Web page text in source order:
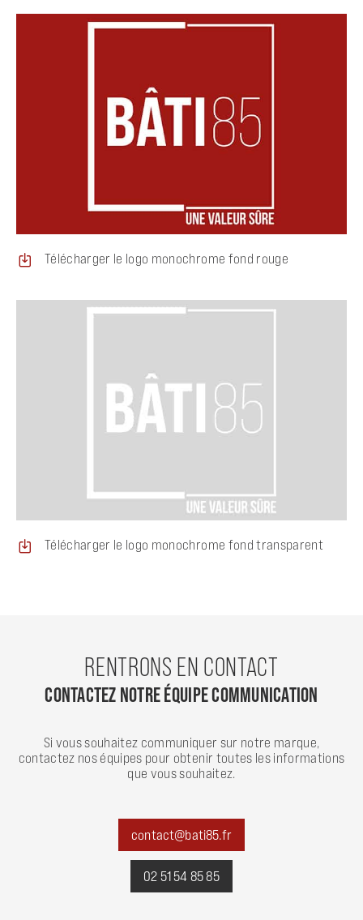
Télécharger le logo monochrome fond rouge
Télécharger le logo monochrome fond transparent
CONTACTEZ NOTRE ÉQUIPE COMMUNICATION
RENTRONS EN CONTACT
Si vous souhaitez communiquer sur notre marque,
contactez nos équipes pour obtenir toutes les informations
que vous souhaitez.
contact@bati85.fr
02 51 54 85 85